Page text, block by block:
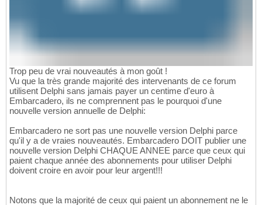
Trop peu de vrai nouveautés à mon goût !
Vu que la très grande majorité des intervenants de ce forum
utilisent Delphi sans jamais payer un centime d'euro à
Embarcadero, ils ne comprennent pas le pourquoi d'une
nouvelle version annuelle de Delphi:
Embarcadero ne sort pas une nouvelle version Delphi parce
qu'il y a de vraies nouveautés. Embarcadero DOIT publier une
nouvelle version Delphi CHAQUE ANNEE parce que ceux qui
paient chaque année des abonnements pour utiliser Delphi
doivent croire en avoir pour leur argent!!!
Notons que la majorité de ceux qui paient un abonnement ne le